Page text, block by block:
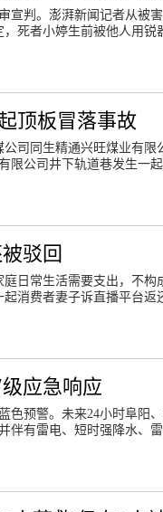
宣判。澎湃新闻记者从被
死者小婷生前被他人用锐
顶板冒落事故
司同生精通兴旺煤业有限
限公司井下轨道巷发生一
驳回
日常生活需要支出，不构
费者妻子诉直播平台返
应急响应
色预警。未来24小时阜阳
伴有雷电、短时强降水、